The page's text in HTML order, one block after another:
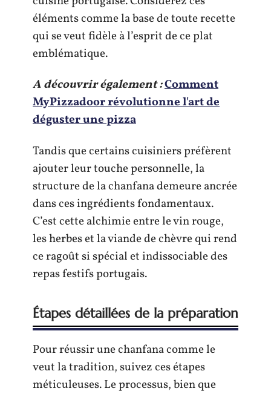
éléments comme la base de toute recette
qui se veut fidèle à l’esprit de ce plat
emblématique.
A découvrir également :Comment
MyPizzadoor révolutionne l'art de
déguster une pizza
Tandis que certains cuisiniers préfèrent
ajouter leur touche personnelle, la
structure de la chanfana demeure ancrée
dans ces ingrédients fondamentaux.
C’est cette alchimie entre le vin rouge,
les herbes et la viande de chèvre qui rend
ce ragoût si spécial et indissociable des
repas festifs portugais.
Étapes détaillées de la préparation
Pour réussir une chanfana comme le
veut la tradition, suivez ces étapes
méticuleuses. Le processus, bien que